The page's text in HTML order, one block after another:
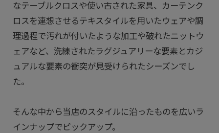
なテーブルクロスや使い古された家具、カーテンク
ロスを連想させるテキスタイルを用いたウェアや調
理過程で汚れが付いたような加工や破れたニットウ
ェアなど、洗練されたラグジュアリーな要素とカジ
ュアルな要素の衝突が見受けられたシーズンでし
た。
そんな中から当店のスタイルに沿ったものを広いラ
インナップでピックアップ。